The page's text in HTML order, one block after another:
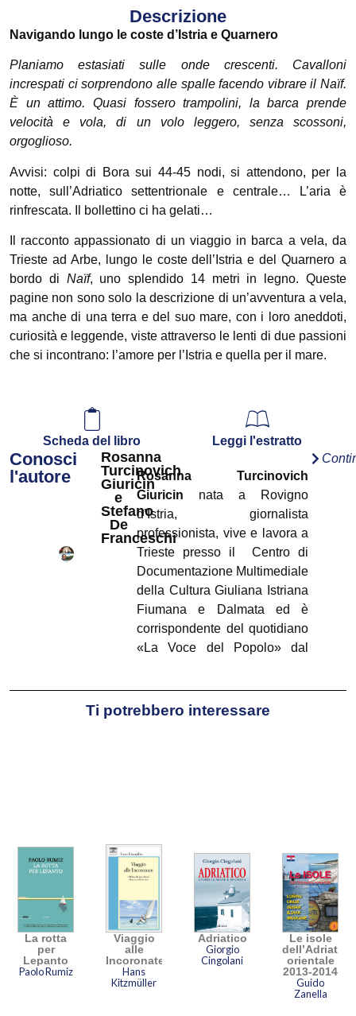
Descrizione
Navigando lungo le coste d’Istria e Quarnero
Planiamo estasiati sulle onde crescenti. Cavalloni
increspati ci sorprendono alle spalle facendo vibrare il Naïf.
È un attimo. Quasi fossero trampolini, la barca prende
velocità e vola, di un volo leggero, senza scossoni,
orgoglioso.
Avvisi: colpi di Bora sui 44-45 nodi, si attendono, per la
notte, sull’Adriatico settentrionale e centrale… L’aria è
rinfrescata. Il bollettino ci ha gelati…
Il racconto appassionato di un viaggio in barca a vela, da
Trieste ad Arbe, lungo le coste dell’Istria e del Quarnero a
bordo di Naïf, uno splendido 14 metri in legno. Queste
pagine non sono solo la descrizione di un’avventura a vela,
ma anche di una terra e del suo mare, con i loro aneddoti,
curiosità e leggende, viste attraverso le lenti di due passioni
che si incontrano: l’amore per l’Istria e quella per il mare.
Scheda del libro Leggi l'estratto
Conosci
l'autore
Rosanna
Turcinovich
Giuricin
e
Stefano
De
Franceschi
Rosanna Turcinovich
Giuricin nata a Rovigno
d’Istria, giornalista
professionista, vive e lavora a
Trieste presso il Centro di
Documentazione Multimediale
della Cultura Giuliana Istriana
Fiumana e Dalmata ed è
corrispondente del quotidiano
«La Voce del Popolo» dal
a Udine, giornalista
del mare.
Ti potrebbero interessare
La rotta
per
Lepanto
Paolo Rumiz
Viaggio
alle
Incoronate
Hans
Kitzmüller
Adriatico
Giorgio
Cingolani
Le isole
dell’Adriatico
orientale
2013-2014
Guido
Zanella